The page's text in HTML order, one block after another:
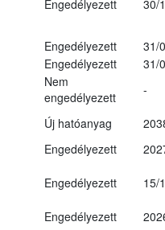
Engedélyezett 30/
Engedélyezett
31/
Engedélyezett
31/
Nem
engedélyezett
-
Új hatóanyag
Engedélyezett
Engedélyezett 15/
Engedélyezett